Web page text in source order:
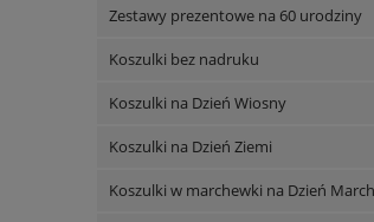
Zestawy prezentowe na 60 urodziny
Koszulki bez nadruku
Koszulki na Dzień Wiosny
Koszulki na Dzień Ziemi
Koszulki w marchewki na Dzień